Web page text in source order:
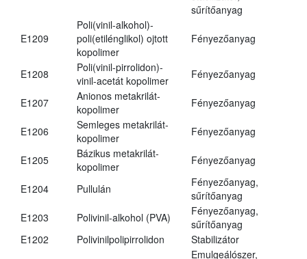
sűrítőanyag
E1209
Poli(vinil-alkohol)-
poli(etilénglikol) ojtott
kopolimer
Fényezőanyag
E1208
Poli(vinil-pirrolidon)-
vinil-acetát kopolimer
Fényezőanyag
E1207
Anionos metakrilát-
kopolimer
Fényezőanyag
E1206
Semleges metakrilát-
kopolimer
Fényezőanyag
E1205
Bázikus metakrilát-
kopolimer
Fényezőanyag
E1204 Pullulán
Fényezőanyag,
sűrítőanyag
E1203
Polivinil-alkohol (PVA)
Fényezőanyag,
sűrítőanyag
E1202
Polivinilpolipirrolidon Stabilizátor
Emulgeálószer,